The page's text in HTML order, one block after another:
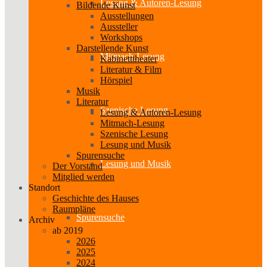
Lesung & Autoren-Lesung
Mitmach-Lesung
Szenische Lesung
Lesung und Musik
Spurensuche
Bildende Kunst
Ausstellungen
Aussteller
Workshops
Darstellende Kunst
Kabinetttheater
Literatur & Film
Hörspiel
Musik
Literatur
Lesung & Autoren-Lesung
Mitmach-Lesung
Szenische Lesung
Lesung und Musik
Spurensuche
Der Vorstand
Mitglied werden
Standort
Geschichte des Hauses
Raumpläne
Archiv
ab 2019
2026
2025
2024